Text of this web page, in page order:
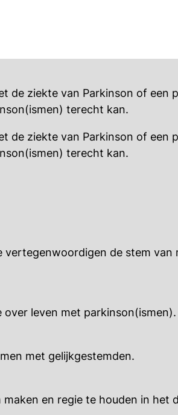
de ziekte van Parkinson of een
terecht kan.
de ziekte van Parkinson of een
terecht kan.
de stem van
leven met parkinson(ismen).
met gelijkgestemden.
en regie te houden in het